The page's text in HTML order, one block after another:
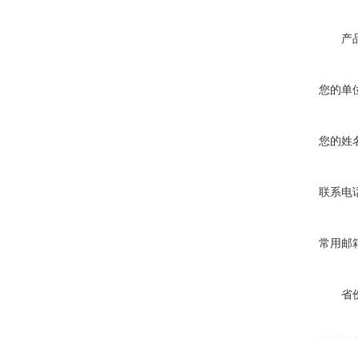
产
您的单
您的姓
联系电
常用邮
省